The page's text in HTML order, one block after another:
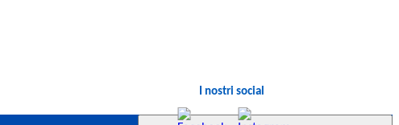
I nostri social